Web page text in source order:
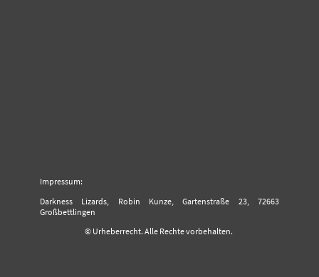
Impressum:
Darkness Lizards, Robin Kunze, Gartenstraße 23, 72663
Großbettlingen
© Urheberrecht. Alle Rechte vorbehalten.